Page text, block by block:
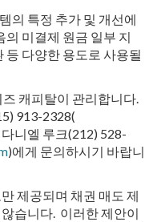
의 특정 추가 및 개선에
의 미결제 원금 일부 지
등 다양한 용도로 사용될
캐피탈이 관리합니다.
913-2328(
다니엘 루크(212) 528-
)에게 문의하시기 바랍니
제공되며 채권 매도 제
습니다. 이러한 제안이